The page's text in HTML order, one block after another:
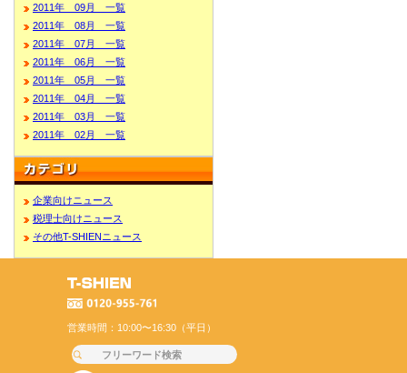
2011年 09月 一覧
2011年 08月 一覧
2011年 07月 一覧
2011年 06月 一覧
2011年 05月 一覧
2011年 04月 一覧
2011年 03月 一覧
2011年 02月 一覧
企業向けニュース
税理士向けニュース
その他T-SHIENニュース
営業時間：10:00〜16:30（平日）